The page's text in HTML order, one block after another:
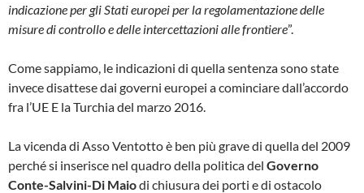
indicazione per gli Stati europei per la regolamentazione delle
misure di controllo e delle intercettazioni alle frontiere”.
Come sappiamo, le indicazioni di quella sentenza sono state
invece disattese dai governi europei a cominciare dall’accordo
fra l’UE E la Turchia del marzo 2016.
La vicenda di Asso Ventotto è ben più grave di quella del 2009
perché si inserisce nel quadro della politica del Governo
Conte-Salvini-Di Maiodi chiusura dei porti e di ostacolo